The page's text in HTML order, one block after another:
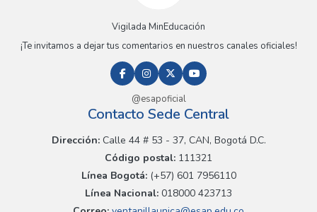
Vigilada MinEducación
¡Te invitamos a dejar tus comentarios en nuestros canales oficiales!
@esapoficial
Contacto Sede Central
Dirección:Calle 44 # 53 - 37, CAN, Bogotá D.C.
Código postal: 111321
Línea Bogotá:(+57) 601 7956110
Línea Nacional: 018000 423713